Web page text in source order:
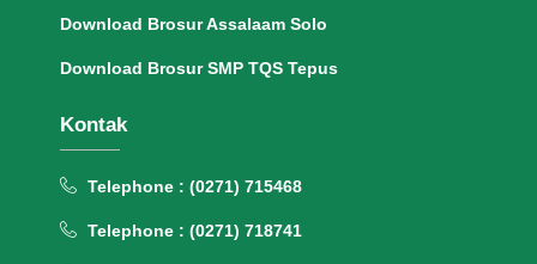
Download Brosur Assalaam Solo
Download Brosur SMP TQS Tepus
Kontak
Telephone : (0271) 715468
Telephone : (0271) 718741